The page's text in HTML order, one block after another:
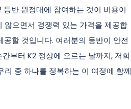
반 원정대에 참여하는 것이 비용이
않으면서 경쟁력 있는 가격을 제공합
할 것입니다. 여러분의 등반이 안전
부터 K2 정상에 오르는 날까지, 저희
중 하나를 정복하는 이 여정에 함께